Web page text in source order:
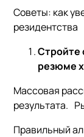
Советы: как
резидентства
Стройте
резюме
Массовая
результата.
Правильный